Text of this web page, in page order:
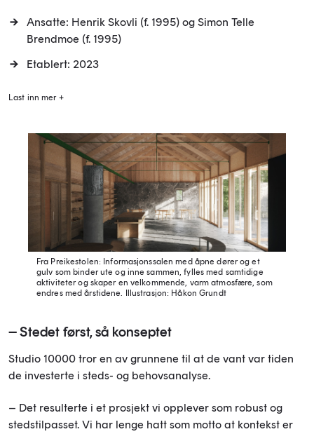
Ansatte: Henrik Skovli (f. 1995) og Simon Telle
Brendmoe (f. 1995)
Etablert: 2023
Last inn mer +
Fra Preikestolen: Informasjonssalen med åpne dører og et
gulv som binder ute og inne sammen, fylles med samtidige
aktiviteter og skaper en velkommende, varm atmosfære, som
endres med årstidene.
Illustrasjon: Håkon Grundt
– Stedet først, så konseptet
Studio 10000 tror en av grunnene til at de vant var tiden
de investerte i steds- og behovsanalyse.
– Det resulterte i et prosjekt vi opplever som robust og
stedstilpasset. Vi har lenge hatt som motto at kontekst er